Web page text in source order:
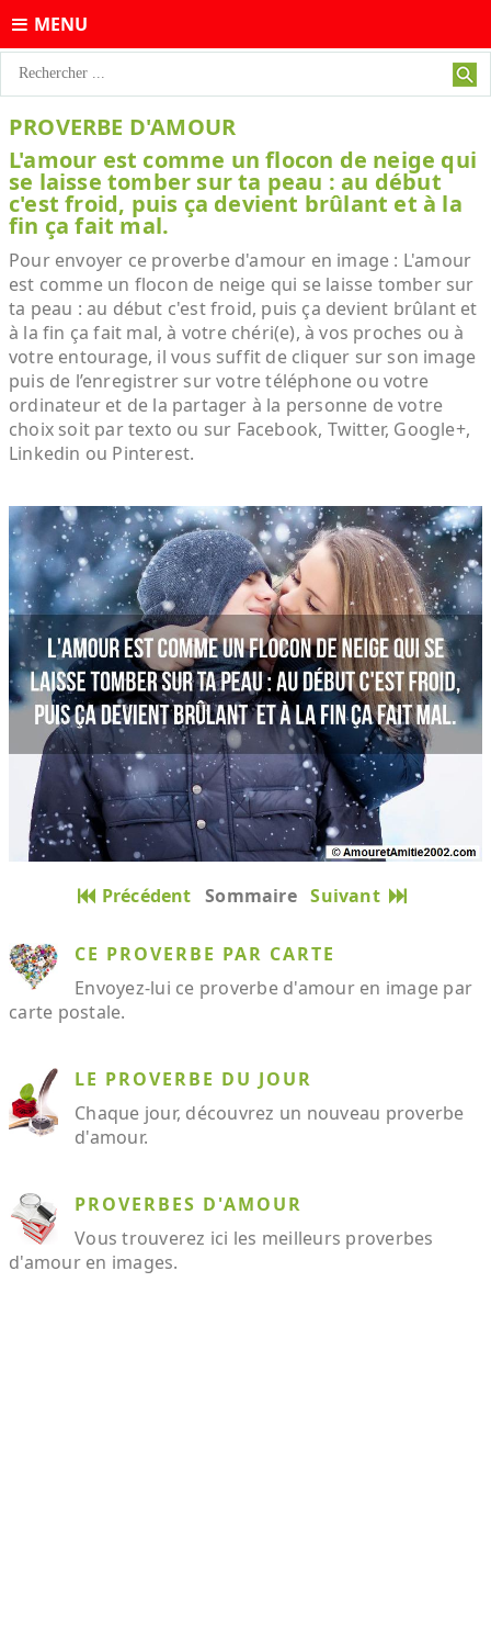
MENU
PROVERBE D'AMOUR
L'amour est comme un flocon de neige qui
se laisse tomber sur ta peau : au début
c'est froid, puis ça devient brûlant et à la
fin ça fait mal.
Pour envoyer ce proverbe d'amour en image : L'amour
est comme un flocon de neige qui se laisse tomber sur
ta peau : au début c'est froid, puis ça devient brûlant et
à la fin ça fait mal, à votre chéri(e), à vos proches ou à
votre entourage, il vous suffit de cliquer sur son image
puis de l’enregistrer sur votre téléphone ou votre
ordinateur et de la partager à la personne de votre
choix soit par texto ou sur Facebook, Twitter, Google+,
Linkedin ou Pinterest.
Précédent Sommaire Suivant
CE PROVERBE PAR CARTE
Envoyez-lui ce proverbe d'amour en image par
carte postale.
LE PROVERBE DU JOUR
Chaque jour, découvrez un nouveau proverbe
d'amour.
PROVERBES D'AMOUR
Vous trouverez ici les meilleurs proverbes
d'amour en images.